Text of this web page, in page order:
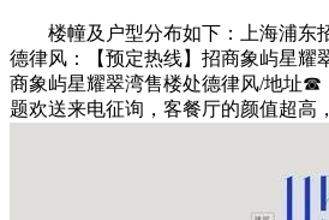
楼幢及户型分布如下：上海浦东
德律风：【预定热线】招商象屿星耀
商象屿星耀翠湾售楼处德律风/地址☎
题欢送来电征询，客餐厅的颜值超高，